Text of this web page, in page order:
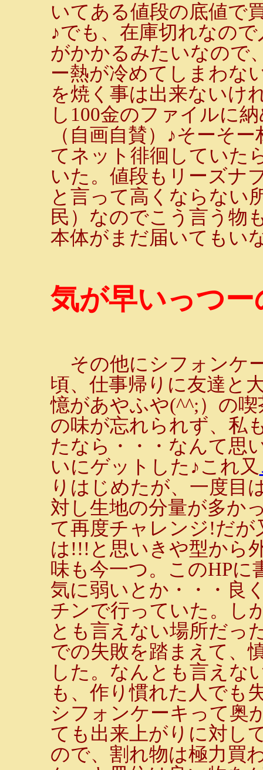
いてある値段の底値で
♪でも、在庫切れなの
がかかるみたいなので
ー熱が冷めてしまわな
を焼く事は出来ないけ
し100金のファイルに
（自画自賛）♪そーそ
てネット徘徊していた
いた。値段もリーズナ
と言って高くならない
民）なのでこう言う物
本体がまだ届いてもい
気が早いっつ
その他にシフォンケ
頃、仕事帰りに友達と
憶があやふや(^^;）の
の味が忘れられず、私
たなら・・・なんて思
いにゲットした♪これ又
りはじめたが、一度目
対し生地の分量が多か
て再度チャレンジ!だが
は!!!と思いきや型から
味も今一つ。このHPに
気に弱いとか・・・良
チンで行っていた。し
とも言えない場所だっ
での失敗を踏まえて、
した。なんとも言えな
も、作り慣れた人でも
シフォンケーキって奥
ても出来上がりに対し
ので、割れ物は極力買